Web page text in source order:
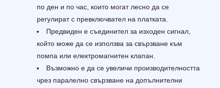
по ден и по час, които могат лесно да се
регулират с превключвател на платката.
Предвиден е съединител за изходен сигнал,
който може да се използва за свързване към
помпа или електромагнитен клапан.
Възможно е да се увеличи производителността
чрез паралелно свързване на допълнителни